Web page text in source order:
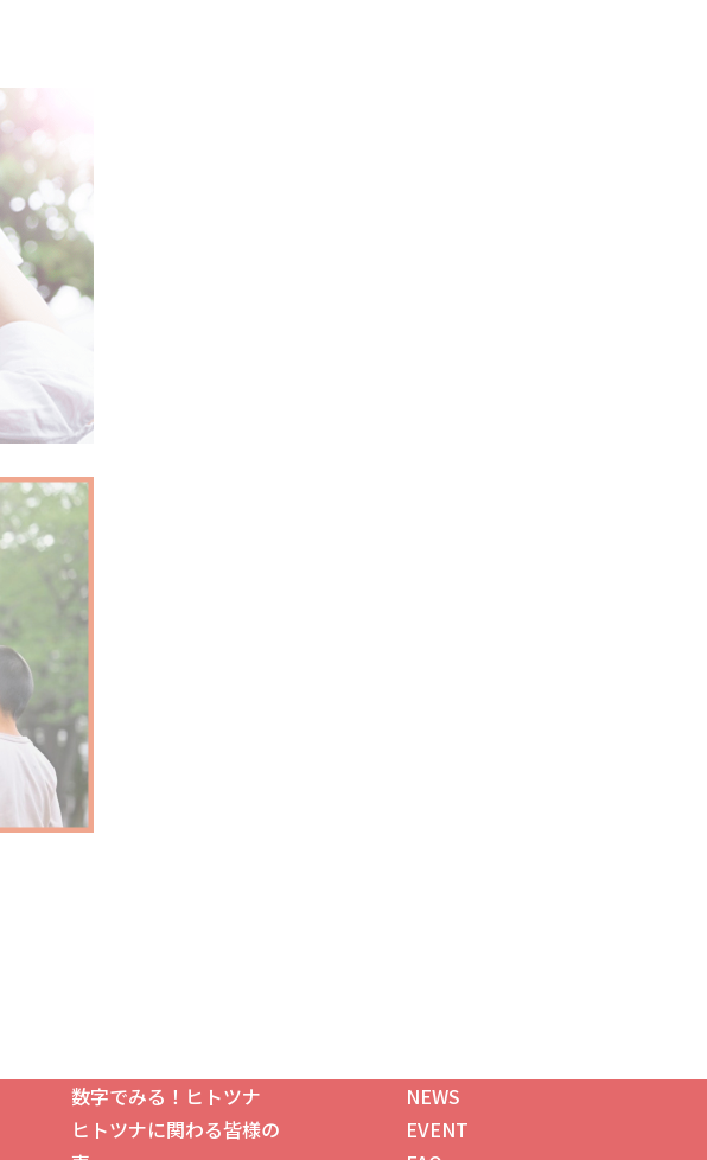
数字でみる！ヒトツナ
ヒトツナに関わる皆様の
NEWS
EVENT